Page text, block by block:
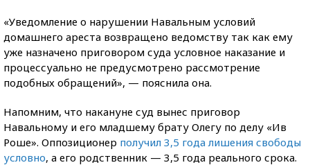
«Уведомление о нарушении Навальным условий
домашнего ареста возвращено ведомству так как ему
уже назначено приговором суда условное наказание и
процессуально не предусмотрено рассмотрение
подобных обращений», — пояснила она.
Напомним, что накануне суд вынес приговор
Навальному и его младшему брату Олегу по делу «Ив
Роше». Оппозиционер получил 3,5 года лишения свободы
условно, а его родственник — 3,5 года реального срока.